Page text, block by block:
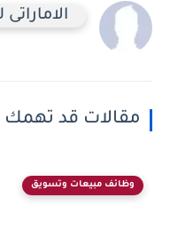
مقالات قد تهمك
وظائف مبيعات وتسويق